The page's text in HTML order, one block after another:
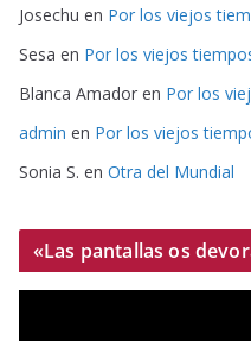
Josechu en Por los viejos
Sesa en Por los viejos
Blanca Amador en Por los
admin en Por los viejos
Sonia S. en Otra del Mundial
«Las pantallas os